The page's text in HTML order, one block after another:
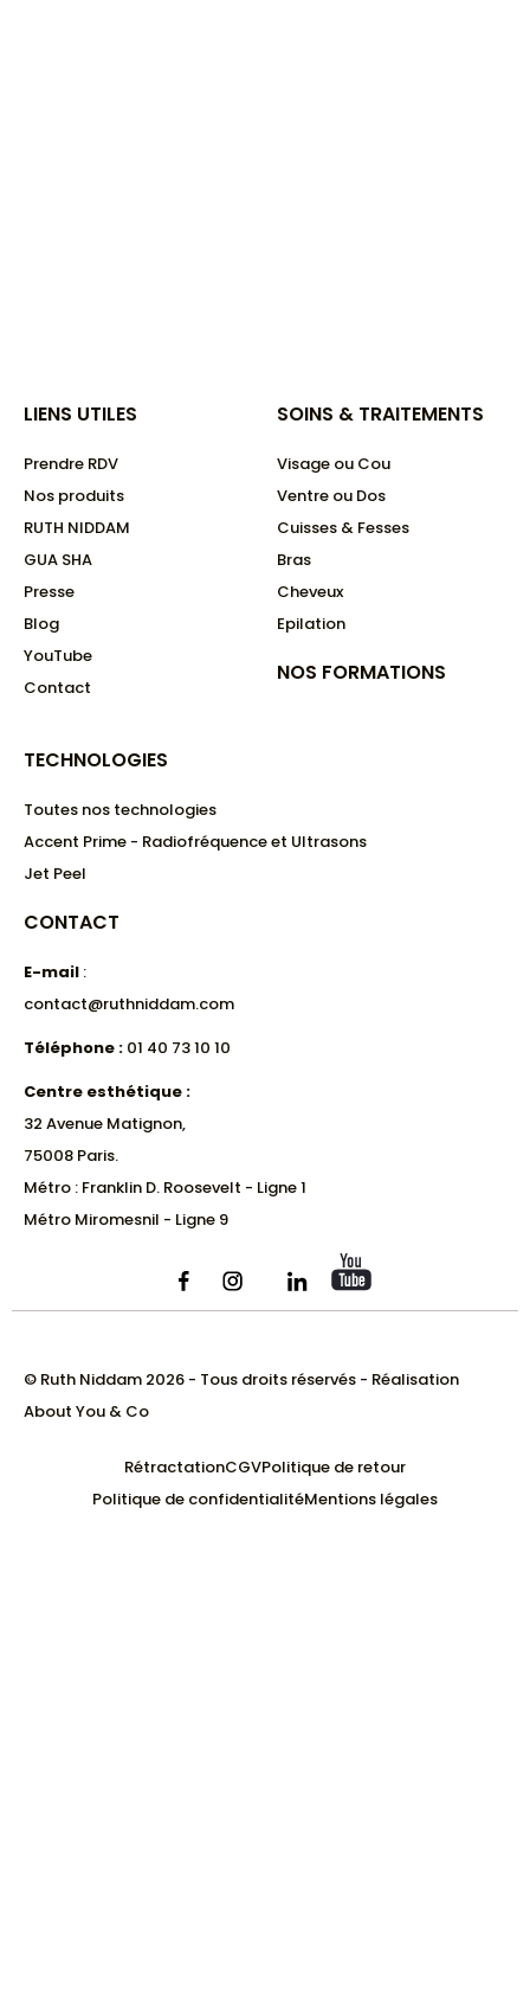
LIENS UTILES
Prendre RDV
Nos produits
RUTH NIDDAM
GUA SHA
Presse
Blog
YouTube
Contact
SOINS & TRAITEMENTS
Visage ou Cou
Ventre ou Dos
Cuisses & Fesses
Bras
Cheveux
Epilation
NOS FORMATIONS​
TECHNOLOGIES
Toutes nos technologies
Accent Prime - Radiofréquence et Ultrasons
Jet Peel
CONTACT
E-mail :
contact@ruthniddam.com
Téléphone : 01 40 73 10 10
Centre esthétique :
32 Avenue Matignon,
75008 Paris.
Métro : Franklin D. Roosevelt - Ligne 1
Métro Miromesnil - Ligne 9
© Ruth Niddam 2026 - Tous droits réservés - Réalisation
About You & Co
RétractationCGVPolitique de retour
Politique de confidentialitéMentions légales